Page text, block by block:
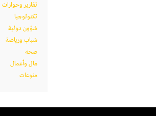
تقارير وحوارات
تكنولوجيا
شؤون دولية
شباب ورياضة
صحه
مال وأعمال
منوعات